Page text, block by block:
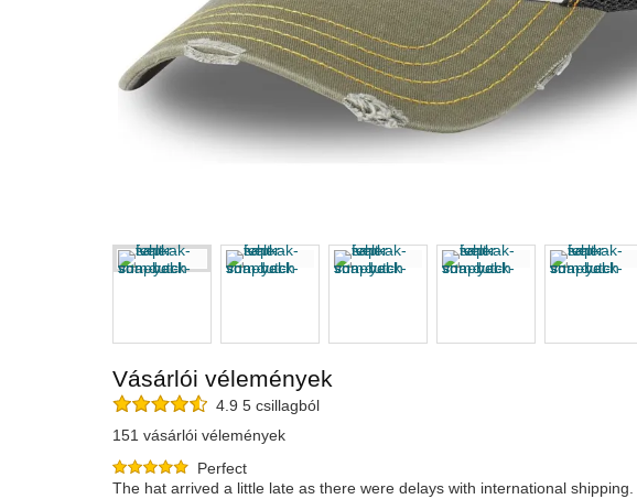
Vásárlói vélemények
4.9 5 csillagból
151 vásárlói vélemények
Perfect
The hat arrived a little late as there were delays with international